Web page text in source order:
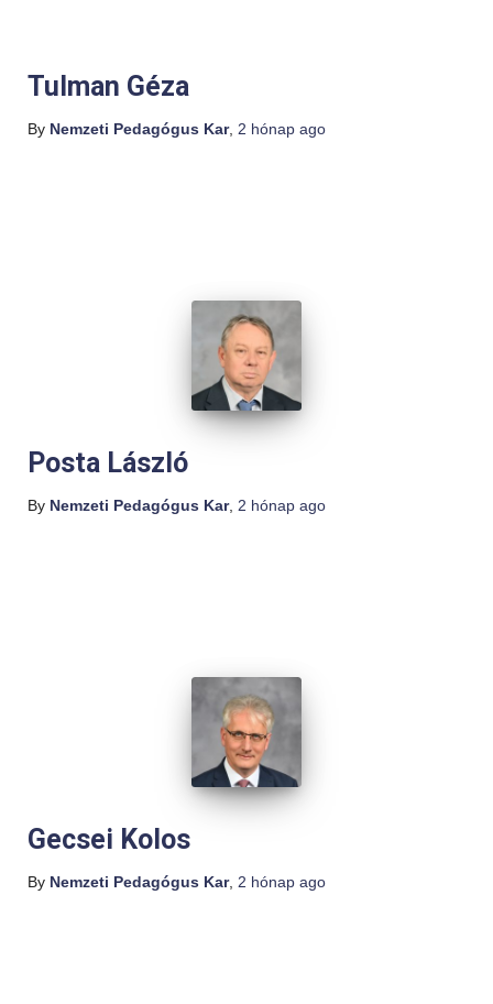
Tulman Géza
By Nemzeti Pedagógus Kar, 2 hónap ago
Posta László
By Nemzeti Pedagógus Kar, 2 hónap ago
Gecsei Kolos
By Nemzeti Pedagógus Kar, 2 hónap ago